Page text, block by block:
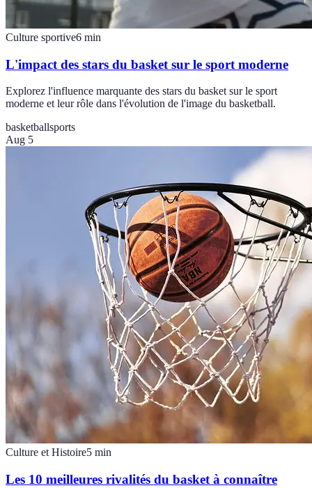
Culture sportive6 min
L'impact des stars du basket sur le sport moderne
Explorez l'influence marquante des stars du basket sur le sport
moderne et leur rôle dans l'évolution de l'image du basketball.
basketballsports
Aug 5
Culture et Histoire5 min
Les 10 meilleures rivalités du basket à connaître